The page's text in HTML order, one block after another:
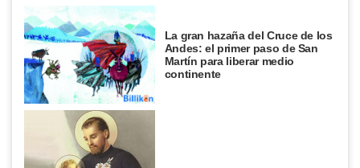
La gran hazaña del Cruce de los
Andes: el primer paso de San
Martín para liberar medio
continente